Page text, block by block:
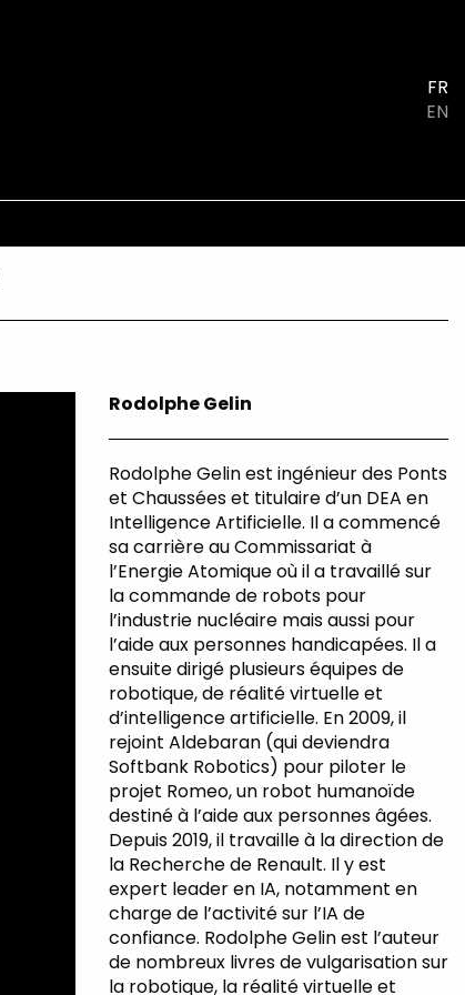
FR
EN
Rodolphe Gelin
Rodolphe Gelin est ingénieur des Ponts
et Chaussées et titulaire d’un DEA en
Intelligence Artificielle. Il a commencé
sa carrière au Commissariat à
l’Energie Atomique où il a travaillé sur
la commande de robots pour
l’industrie nucléaire mais aussi pour
l’aide aux personnes handicapées. Il a
ensuite dirigé plusieurs équipes de
robotique, de réalité virtuelle et
d’intelligence artificielle. En 2009, il
rejoint Aldebaran (qui deviendra
Softbank Robotics) pour piloter le
projet Romeo, un robot humanoïde
destiné à l’aide aux personnes âgées.
Depuis 2019, il travaille à la direction de
la Recherche de Renault. Il y est
expert leader en IA, notamment en
charge de l’activité sur l’IA de
confiance. Rodolphe Gelin est l’auteur
de nombreux livres de vulgarisation sur
la robotique, la réalité virtuelle et